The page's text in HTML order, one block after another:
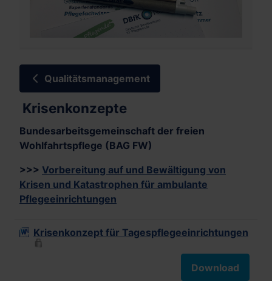
Qualitätsmanagement
Krisenkonzepte
Bundesarbeitsgemeinschaft der freien
Wohlfahrtspflege (BAG FW)
>>> Vorbereitung auf und Bewältigung von
Krisen und Katastrophen für ambulante
Pflegeeinrichtungen
Krisenkonzept für Tagespflegeeinrichtungen
Download